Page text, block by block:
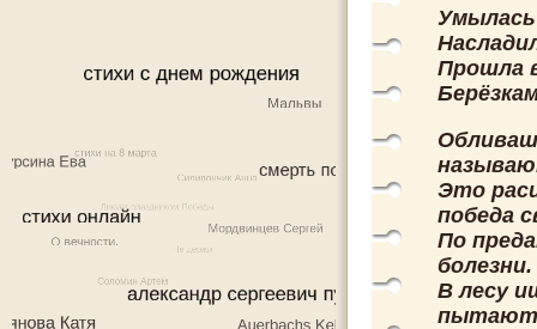
Прошла
Это
победа
По
болезни.
В лесу